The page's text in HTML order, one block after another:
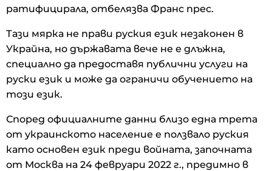
ратифицирала, отбелязва Франс прес.
Тази мярка не прави руския език незаконен в
Украйна, но държавата вече не е длъжна,
специално да предоставя публични услуги на
руски език и може да ограничи обучението на
този език.
Според официалните данни близо една трета
от украинското население е ползвало руския
като основен език преди войната, започната
от Москва на 24 февруари 2022 г., предимно в